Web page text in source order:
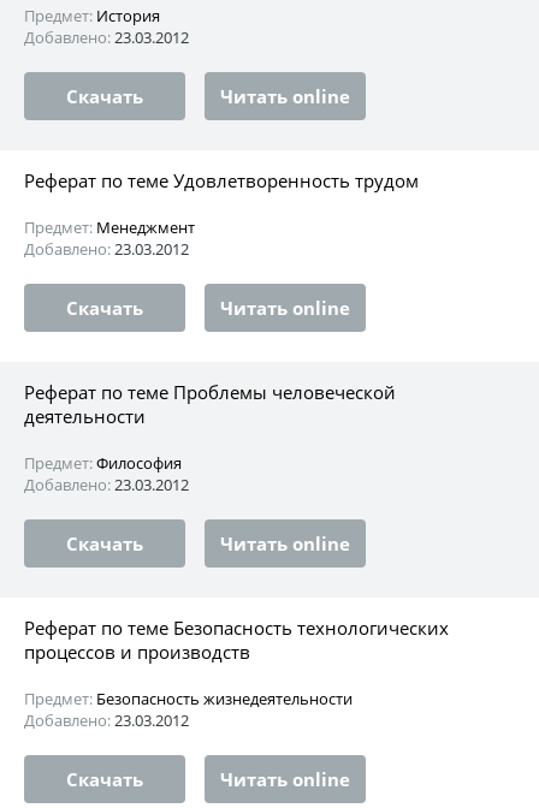
Предмет: История
Добавлено:23.03.2012
Скачать Читать online
Реферат по теме Удовлетворенность трудом
Предмет: Менеджмент
Добавлено:23.03.2012
Скачать Читать online
Реферат по теме Проблемы человеческой
деятельности
Предмет:Философия
Добавлено:23.03.2012
Скачать Читать online
Реферат по теме Безопасность технологических
процессов и производств
Предмет: Безопасность жизнедеятельности
Добавлено:23.03.2012
Скачать Читать online